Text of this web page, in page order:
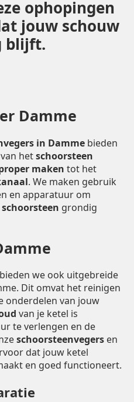
ophopingen
jouw schouw
blijft.
Damme
in Damme bieden
hetschoorsteen
maken tot het
. We maken gebruik
en apparatuur om
schoorsteen grondig
bieden we ook uitgebreide
Dit omvat het reinigen
onderdelen van jouw
van je ketel is
te verlengen en de
schoorsteenvegers en
dat jouw ketel
en goed functioneert.